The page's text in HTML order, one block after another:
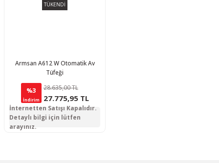
TÜKENDİ
Armsan A612 W Otomatik Av
Tüfeği
%3
İndirim
28.635,00 TL
27.775,95 TL
İnternetten Satışı Kapalıdır.
Detaylı bilgi için lütfen
arayınız.